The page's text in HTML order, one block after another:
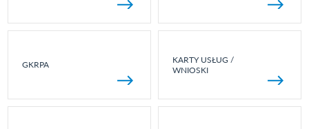
GKRPA
KARTY USŁUG /
WNIOSKI